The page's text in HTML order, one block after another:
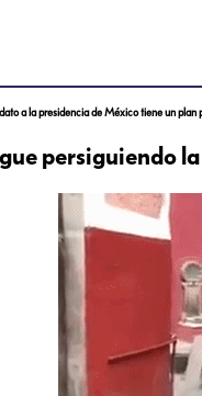
a la presidencia de México tiene un plan
persiguiendo